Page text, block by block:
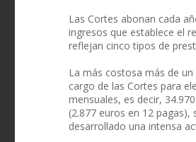
Las Cortes abonan cada
ingresos que establece el
reflejan cinco tipos de
La más costosa más de
cargo de las Cortes para
mensuales, es decir,
(2.877 euros en 12 pagas),
desarrollado una intensa